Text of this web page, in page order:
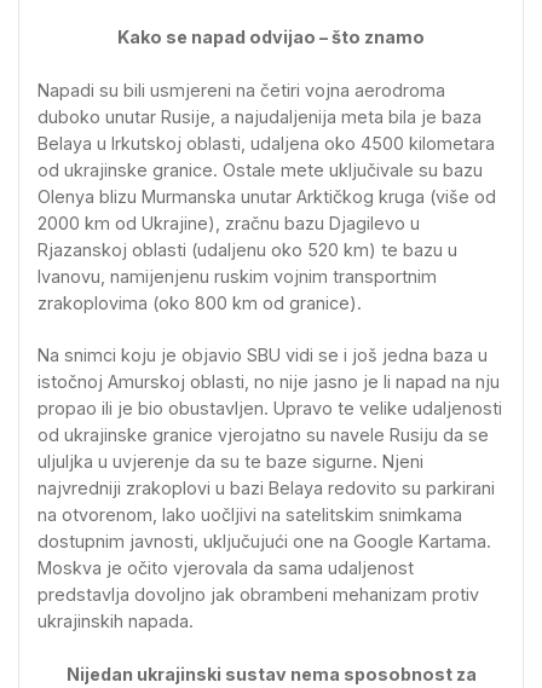
Kako se napad odvijao – što znamo
Napadi su bili usmjereni na četiri vojna aerodroma
duboko unutar Rusije, a najudaljenija meta bila je baza
Belaya u Irkutskoj oblasti, udaljena oko 4500 kilometara
od ukrajinske granice. Ostale mete uključivale su bazu
Olenya blizu Murmanska unutar Arktičkog kruga (više od
2000 km od Ukrajine), zračnu bazu Djagilevo u
Rjazanskoj oblasti (udaljenu oko 520 km) te bazu u
Ivanovu, namijenjenu ruskim vojnim transportnim
zrakoplovima (oko 800 km od granice).
Na snimci koju je objavio SBU vidi se i još jedna baza u
istočnoj Amurskoj oblasti, no nije jasno je li napad na nju
propao ili je bio obustavljen. Upravo te velike udaljenosti
od ukrajinske granice vjerojatno su navele Rusiju da se
uljuljka u uvjerenje da su te baze sigurne. Njeni
najvredniji zrakoplovi u bazi Belaya redovito su parkirani
na otvorenom, lako uočljivi na satelitskim snimkama
dostupnim javnosti, uključujući one na Google Kartama.
Moskva je očito vjerovala da sama udaljenost
predstavlja dovoljno jak obrambeni mehanizam protiv
ukrajinskih napada.
Nijedan ukrajinski sustav nema sposobnost za